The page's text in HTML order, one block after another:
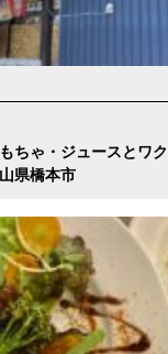
ちゃ・ジュースとワ
県橋本市